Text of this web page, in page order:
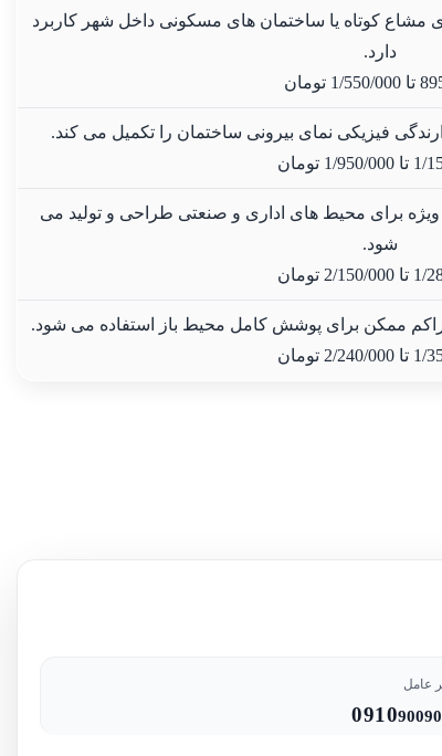
مشاع کوتاه یا ساختمان های مسکونی داخل شهر کاربرد
دارد.
تا 1/550/000 تومان
فیزیکی نمای بیرونی ساختمان را تکمیل می کند.
1/ تا 1/950/000 تومان
برای محیط های اداری و صنعتی طراحی و تولید می
شود.
1/ تا 2/150/000 تومان
تراکم ممکن برای پوشش کامل محیط باز استفاده می شود.
1/ تا 2/240/000 تومان
عامل
0910